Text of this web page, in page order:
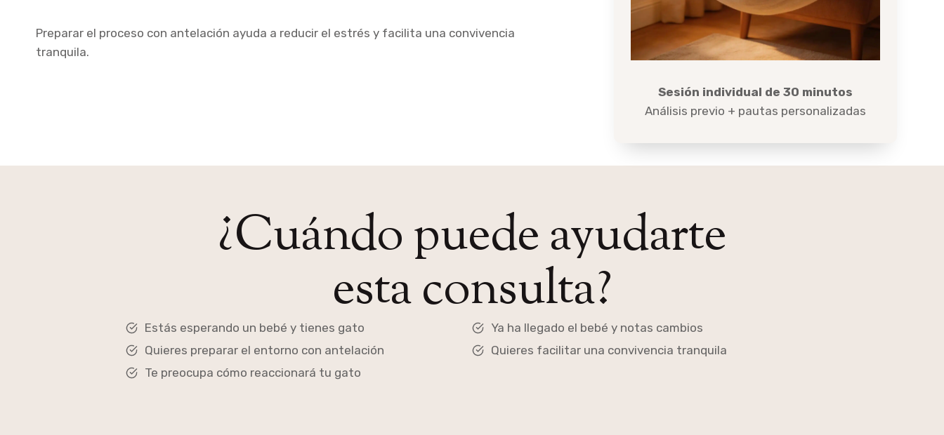
Preparar el proceso con antelación ayuda a reducir el estrés y facilita una convivencia
tranquila.
Sesión individual de 30 minutos
Análisis previo + pautas personalizadas
¿Cuándo puede ayudarte
esta consulta?
Estás esperando un bebé y tienes gato
Quieres preparar el entorno con antelación
Te preocupa cómo reaccionará tu gato
Ya ha llegado el bebé y notas cambios
Quieres facilitar una convivencia tranquila